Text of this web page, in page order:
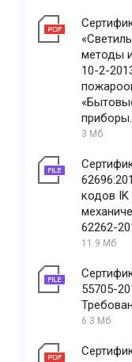
методы
10-2-
приборы.
3 Мб
кодов
62262-
11.9 Мб
55705-
6.3 Мб